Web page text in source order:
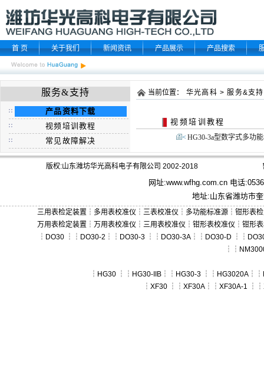
首 页 关于我们 新闻资讯 产品展示 产品搜索
服务&支持
产品资料下载
视频培训教程
常见故障解决
当前位置： 华光高科 >服务&支持
视频培训教程
<HG30-3a型数字式多功
版权:山东潍坊华光高科电子有限公司 2002-2018
网址:www.wfhg.com.cn 电话
地址:山东省潍坊市
三用表检定装置 ┆ 多用表校准仪 ┆ 三表校准仪 ┆ 多功能标准源 ┆ 钳形表
万用表检定装置 ┆ 万用表校准仪 ┆ 三用表校准仪 ┆ 钳形表校准仪 ┆ 钳形
┆ DO30 ┆┆ DO30-2 ┆┆ DO30-3 ┆┆ DO30-3A ┆┆ DO30-D ┆┆
┆┆
┆ HG30 ┆┆ HG30-IIB ┆┆ HG30-3 ┆┆ HG3020A ┆┆
┆ XF30 ┆┆ XF30A ┆┆ XF30A-1 ┆┆